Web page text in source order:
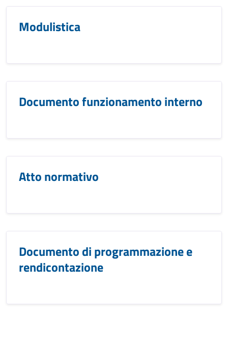
Modulistica
Documento funzionamento interno
Atto normativo
Documento di programmazione e
rendicontazione